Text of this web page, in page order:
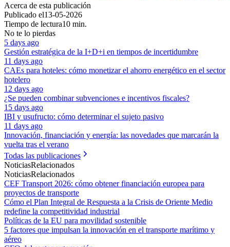
Acerca de esta publicación
Publicado el13-05-2026
Tiempo de lectura10 min.
No te lo pierdas
5 days ago
Gestión estratégica de la I+D+i en tiempos de incertidumbre
11 days ago
CAEs para hoteles: cómo monetizar el ahorro energético en el sector
hotelero
12 days ago
¿Se pueden combinar subvenciones e incentivos fiscales?
15 days ago
IBI y usufructo: cómo determinar el sujeto pasivo
11 days ago
Innovación, financiación y energía: las novedades que marcarán la
vuelta tras el verano
Todas las publicaciones
NoticiasRelacionados
NoticiasRelacionados
CEF Transport 2026: cómo obtener financiación europea para
proyectos de transporte
Cómo el Plan Integral de Respuesta a la Crisis de Oriente Medio
redefine la competitividad industrial
Políticas de la EU para movilidad sostenible
5 factores que impulsan la innovación en el transporte marítimo y
aéreo